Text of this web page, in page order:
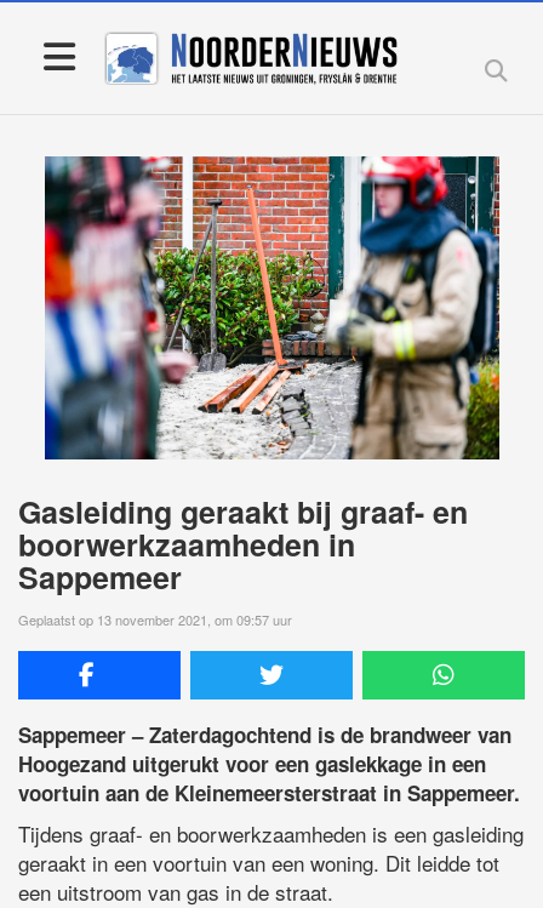
Gasleiding geraakt bij graaf- en
boorwerkzaamheden in
Sappemeer
Geplaatst op 13 november 2021, om 09:57 uur
Sappemeer – Zaterdagochtend is de brandweer van
Hoogezand uitgerukt voor een gaslekkage in een
voortuin aan de Kleinemeersterstraat in Sappemeer.
Tijdens graaf- en boorwerkzaamheden is een gasleiding
geraakt in een voortuin van een woning. Dit leidde tot
een uitstroom van gas in de straat.